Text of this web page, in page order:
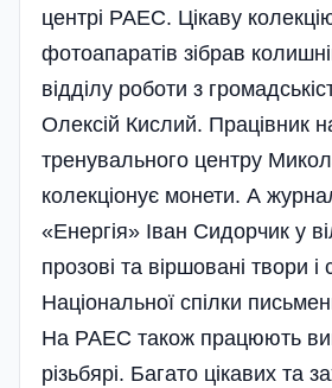
центрі РАЕС. Цікаву
фотоапаратів зібрав
відділу роботи з
Олексій Кислий. Працівник
тренувального центру
колекціонує монети. А
«Енергія» Іван Сидорчик у
прозові та віршовані твори
Національної спілки
На РАЕС також працюють
різьбярі. Багато цікавих та